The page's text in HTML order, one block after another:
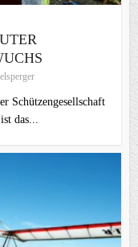
Schützengesellschaft
das...